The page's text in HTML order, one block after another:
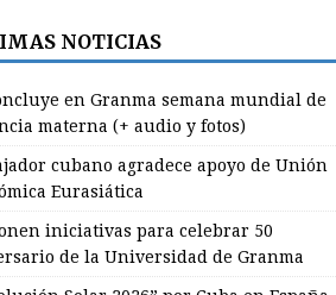
NOTICIAS
en Granma semana mundial de
materna (+ audio y fotos)
cubano agradece apoyo de Unión
Eurasiática
iniciativas para celebrar 50
de la Universidad de Granma